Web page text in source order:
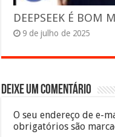
DEEPSEEK É BOM
9 de julho de 2025
Deixe um comentário
O seu endereço de e-
obrigatórios são